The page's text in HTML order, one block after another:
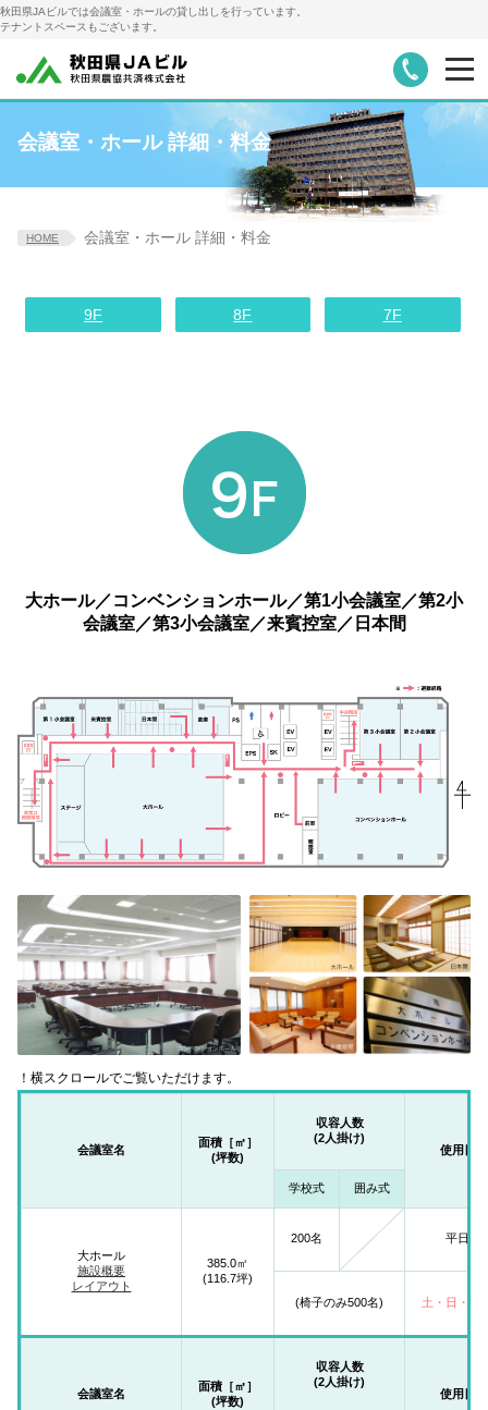
秋田県JAビルでは会議室・ホールの貸し出しを行っています。
テナントスペースもございます。
会議室・ホール詳細・料金
会議室ご利用の手順
会社概要 共栄火災代理店
会議室・ホール 詳細・料金
HOME 会議室・ホール 詳細・料金
9F 8F 7F
大ホール／コンベンションホール／第1小会議室／第2小
会議室／第3小会議室／来賓控室／日本間
！横スクロールでご覧いただけます。
会議室名
面積［㎡］
(坪数)
収容人数
(2人掛け)
使用日
学校式 囲み式
大ホール
施設概要
レイアウト
385.0㎡
(116.7坪)
200名 平日
(椅子のみ500名) 土・日・祝
会議室名
面積［㎡］
(坪数)
収容人数
(2人掛け)
使用日